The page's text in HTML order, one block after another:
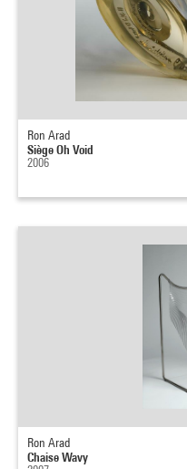
Ron Arad
Siège Oh Void
2006
Ron Arad
Chaise Wavy